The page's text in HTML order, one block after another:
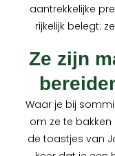
aantrekkelijke
rijkelijk belegt:
Ze zijn
Waar je bij
om ze te
de toastjes van